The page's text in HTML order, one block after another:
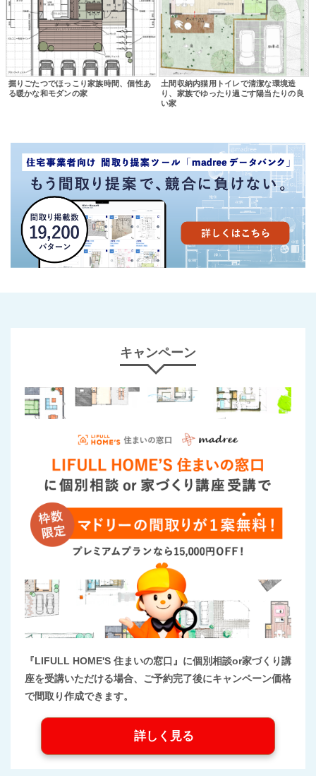
掘りごたつでほっこり家族時間、個性あ
る暖かな和モダンの家
土間収納内猫用トイレで清潔な環境造
り、家族でゆったり過ごす陽当たりの良
い家
キャンペーン
『LIFULL HOME'S 住まいの窓口』に個別相談or家づくり講
座を受講いただける場合、ご予約完了後にキャンペーン価格
で間取り作成できます。
詳しく見る